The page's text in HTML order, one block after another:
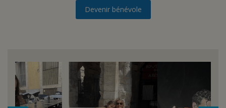
Devenir bénévole